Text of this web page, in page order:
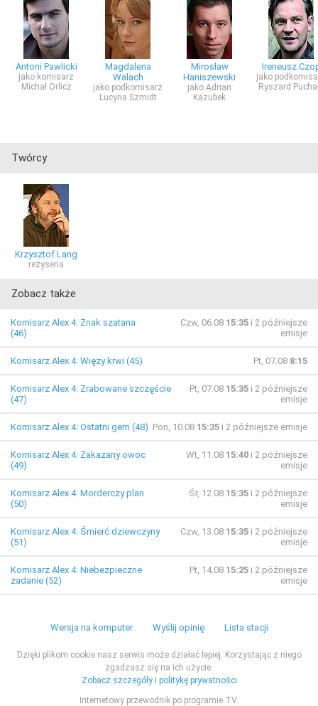
Antoni Pawlicki
jako komisarz
Michał Orlicz
Magdalena
Walach
jako podkomisarz
Lucyna Szmidt
Mirosław
Haniszewski
jako Adrian
Kazubek
Ireneusz
jako
Ryszard
Twórcy
Krzysztof Lang
reżyseria
Zobacz także
Komisarz Alex 4: Znak szatana
(46)
Czw, 06.08 15:35 i 2 późniejsze
emisje
Komisarz Alex 4: Więzy krwi (45) Pt, 07.08 8:15
Komisarz Alex 4: Zrabowane szczęście
(47)
Pt, 07.08 15:35 i 2 późniejsze
emisje
Komisarz Alex 4: Ostatni gem (48) Pon, 10.08 15:35 i 2 późniejsze emisje
Komisarz Alex 4: Zakazany owoc
(49)
Wt, 11.08 15:40 i 2 późniejsze
emisje
Komisarz Alex 4: Morderczy plan
(50)
Śr, 12.08 15:35 i 2 późniejsze
emisje
Komisarz Alex 4: Śmierć dziewczyny
(51)
Czw, 13.08 15:35 i 2 późniejsze
emisje
Komisarz Alex 4: Niebezpieczne
zadanie (52)
Pt, 14.08 15:25 i 2 późniejsze
emisje
Wersja na komputer Wyślij opinię Lista stacji
Dzięki plikom cookie nasz serwis może działać lepiej. Korzystając z niego
zgadzasz się na ich użycie.
Zobacz szczegóły i politykę prywatności
Internetowy przewodnik po programie TV.